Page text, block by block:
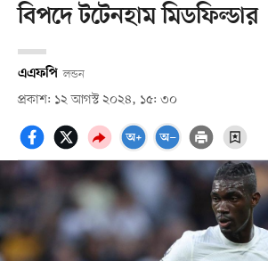
বিপদে টটেনহাম মিডফিল্ডার
এএফপি লন্ডন
প্রকাশ: ১২ আগস্ট ২০২৪, ১৫: ৩০